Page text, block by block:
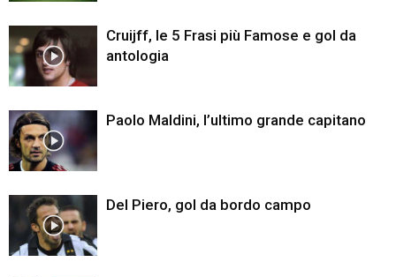
Cruijff, le 5 Frasi più Famose e gol da
antologia
Paolo Maldini, l’ultimo grande capitano
Del Piero, gol da bordo campo